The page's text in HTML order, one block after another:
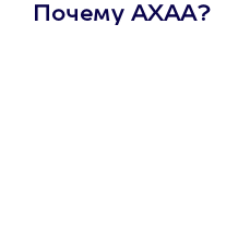
Почему АХАА?